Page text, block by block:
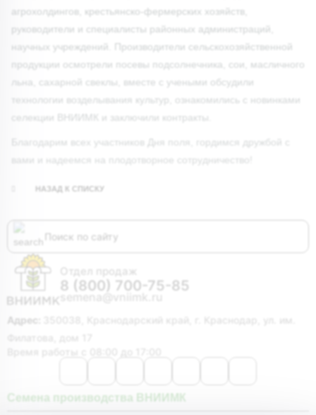
агрохолдингов, крестьянско-фермерских хозяйств,
руководители и специалисты районных администраций,
научных учреждений. Производители сельскохозяйственной
продукции осмотрели посевы подсолнечника, сои, масличного
льна, сахарной свеклы, вместе с учеными обсудили
технологии возделывания культур, ознакомились с новинками
селекции ВНИИМК и заключили контракты.
Благодарим всех участников Дня поля, гордимся дружбой с
вами и надеемся на плодотворное сотрудничество!
НАЗАД К СПИСКУ
Отдел продаж
8 (800) 700-75-85
semena@vniimk.ru
Адрес:
Семена производства ВНИИМК